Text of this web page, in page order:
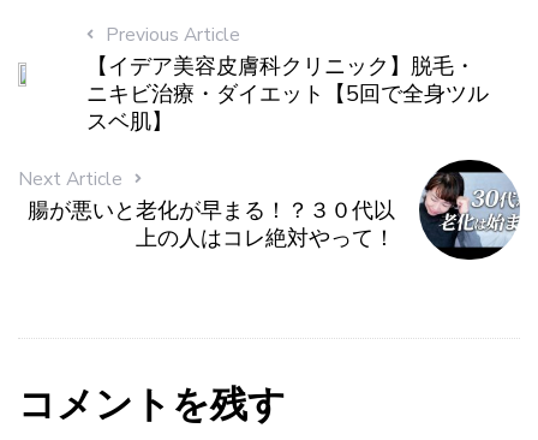
Previous Article
【イデア美容皮膚科クリニック】脱毛・
ニキビ治療・ダイエット【5回で全身ツル
スベ肌】
Next Article
腸が悪いと老化が早まる！？３０代以
上の人はコレ絶対やって！
コメントを残す